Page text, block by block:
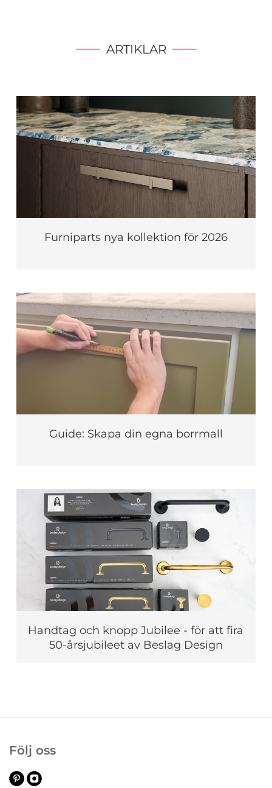
ARTIKLAR
Furniparts nya kollektion för 2026
Guide: Skapa din egna borrmall
Handtag och knopp Jubilee - för att fira
50-årsjubileet av Beslag Design
Följ oss